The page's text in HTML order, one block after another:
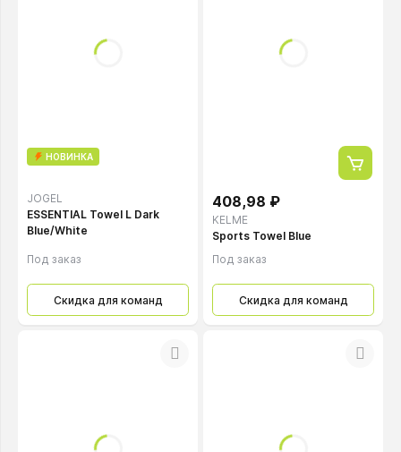
НОВИНКА
JOGEL
ESSENTIAL Towel L Dark
Blue/White
Под заказ
Скидка для команд
KELME
408,98 ₽
Sports Towel Blue
Под заказ
Скидка для команд